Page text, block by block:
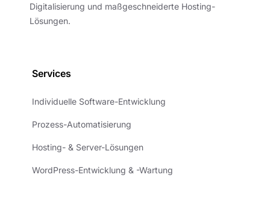
Digitalisierung und maßgeschneiderte Hosting-
Lösungen.
Services
Individuelle Software-Entwicklung
Prozess-Automatisierung
Hosting- & Server-Lösungen
WordPress-Entwicklung & -Wartung